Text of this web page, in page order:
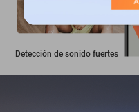
Detección de sonido fuertes